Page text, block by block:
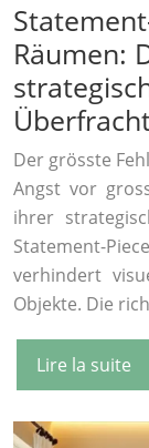
Räumen:
Der grösste
Angst vor
ihrer
Statement-
verhindert
Objekte. Die
Lire la suite